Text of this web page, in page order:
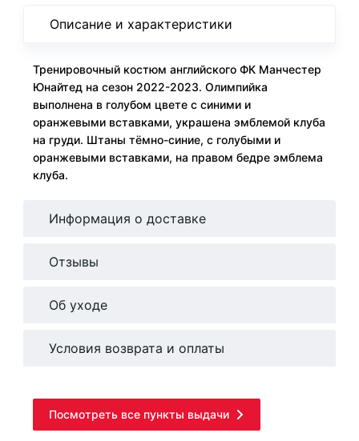
Описание и характеристики
Тренировочный костюм английского ФК Манчестер
Юнайтед на сезон 2022-2023. Олимпийка
выполнена в голубом цвете с синими и
оранжевыми вставками, украшена эмблемой клуба
на груди. Штаны тёмно-синие, с голубыми и
оранжевыми вставками, на правом бедре эмблема
клуба.
Информация о доставке
Отзывы
Об уходе
Условия возврата и оплаты
Посмотреть все пункты выдачи